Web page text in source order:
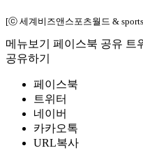
[ⓒ 세계비즈앤스포츠월드 &
메뉴보기 페이스북 공유 트
공유하기
페이스북
트위터
네이버
카카오톡
URL복사